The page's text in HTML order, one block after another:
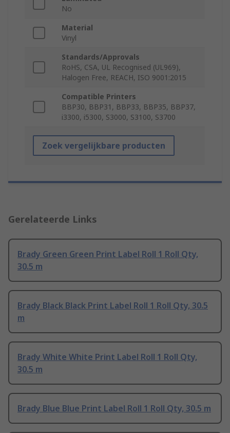
No
Material
Vinyl
Standards/Approvals
RoHS, CSA, UL Recognised (UL969),
Halogen Free, REACH, ISO 9001:2015
Compatible Printers
BBP30, BBP31, BBP33, BBP35, BBP37,
i3300, i5300, S3000, S3100, S3700
Zoek vergelijkbare producten
Gerelateerde Links
Brady Green Green Print Label Roll 1 Roll Qty,
30.5 m
Brady Black Black Print Label Roll 1 Roll Qty, 30.5
m
Brady White White Print Label Roll 1 Roll Qty,
30.5 m
Brady Blue Blue Print Label Roll 1 Roll Qty, 30.5 m